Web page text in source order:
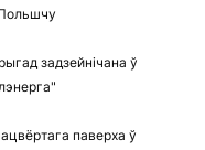
задзейнічана ў
паверха ў